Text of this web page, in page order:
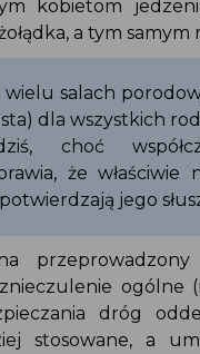
kobietom
a tym
salach
dla wszystkich
choć
że
jego
dróg
stosowane, a